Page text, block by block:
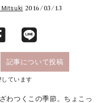
Mitsuki 2016/03/13
記事について投稿
しています
わつくこの季節。ちょこっ